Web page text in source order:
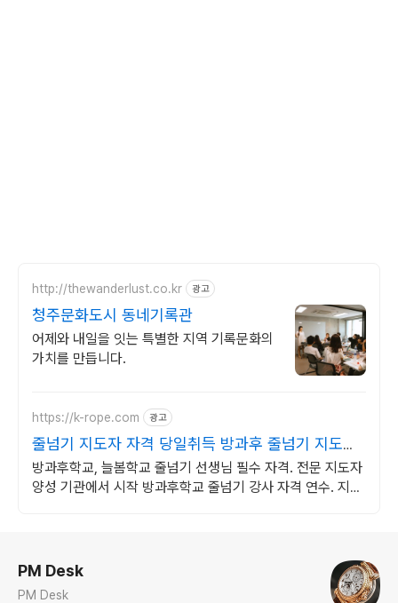
http://thewanderlust.co.kr 광고
청주문화도시 동네기록관
어제와 내일을 잇는 특별한 지역 기록문화의
가치를 만듭니다.
https://k-rope.com 광고
줄넘기 지도자 자격 당일취득 방과후 줄넘기 지도자
양성
방과후학교, 늘봄학교 줄넘기 선생님 필수 자격. 전문 지도자
양성 기관에서 시작 방과후학교 줄넘기 강사 자격 연수. 지도
PM Desk
PM Desk